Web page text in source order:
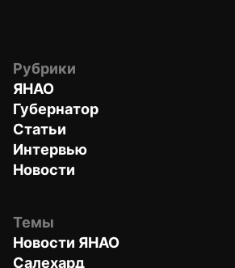
Рубрики
ЯНАО
Губернатор
Статьи
Интервью
Новости
Темы
Новости ЯНАО
Салехард